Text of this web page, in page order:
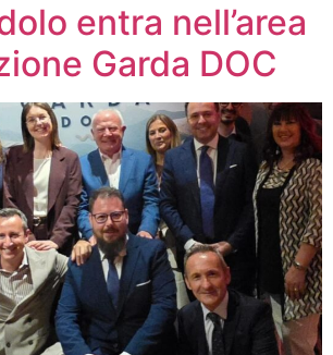
entra nell’area
Garda DOC